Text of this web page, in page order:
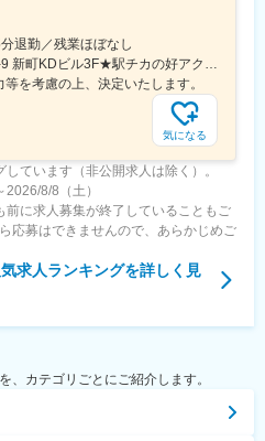
退勤／残業ほぼなし
大阪府大阪市西区新町2-11-9 新町KDビル3F★駅チカの好アクセス！飲食店も豊富な人気エリアです♪★自転車通勤も可能【詳細・交通】■『西大橋駅』より徒歩4分■『西長堀駅』・『四ツ橋駅』より徒歩6分■『阿波座駅』より徒歩9分■『本町駅』・『心斎橋駅』より徒歩11分
を考慮の上、決定いたします。
気になる
ています（非公開求人は除く）。
8/8（土）
に求人募集が終了していることもご
応募はできませんので、あらかじめご
求人ランキングを詳しく見
、カテゴリごとにご紹介します。